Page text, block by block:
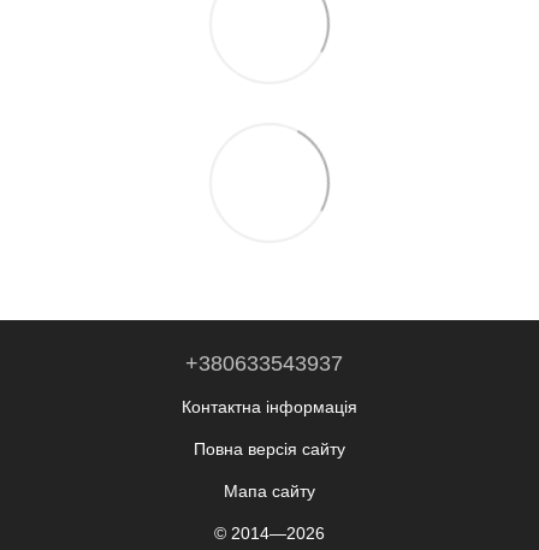
+380633543937
Контактна інформація
Повна версія сайту
Мапа сайту
© 2014—2026